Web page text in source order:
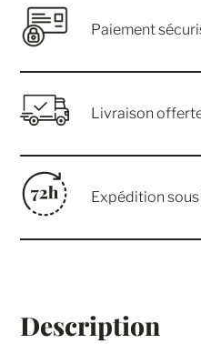
Paiement
Livraison
Expédition
Description